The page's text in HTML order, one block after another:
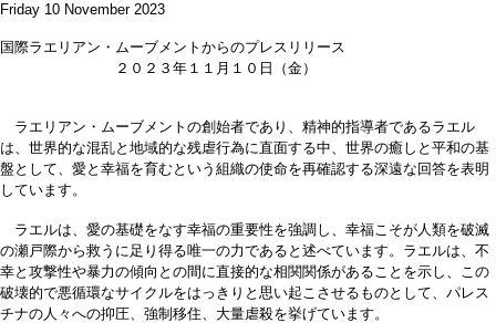
Friday 10 November 2023
国際ラエリアン・ムーブメントからのプレスリリース
２０２３年１１月１０日（金）
ラエリアン・ムーブメントの創始者であり、精神的指導者であるラエル
は、世界的な混乱と地域的な残虐行為に直面する中、世界の癒しと平和の基
盤として、愛と幸福を育むという組織の使命を再確認する深遠な回答を表明
しています。
ラエルは、愛の基礎をなす幸福の重要性を強調し、幸福こそが人類を破滅
の瀬戸際から救うに足り得る唯一の力であると述べています。ラエルは、不
幸と攻撃性や暴力の傾向との間に直接的な相関関係があることを示し、この
破壊的で悪循環なサイクルをはっきりと思い起こさせるものとして、パレス
チナの人々への抑圧、強制移住、大量虐殺を挙げています。